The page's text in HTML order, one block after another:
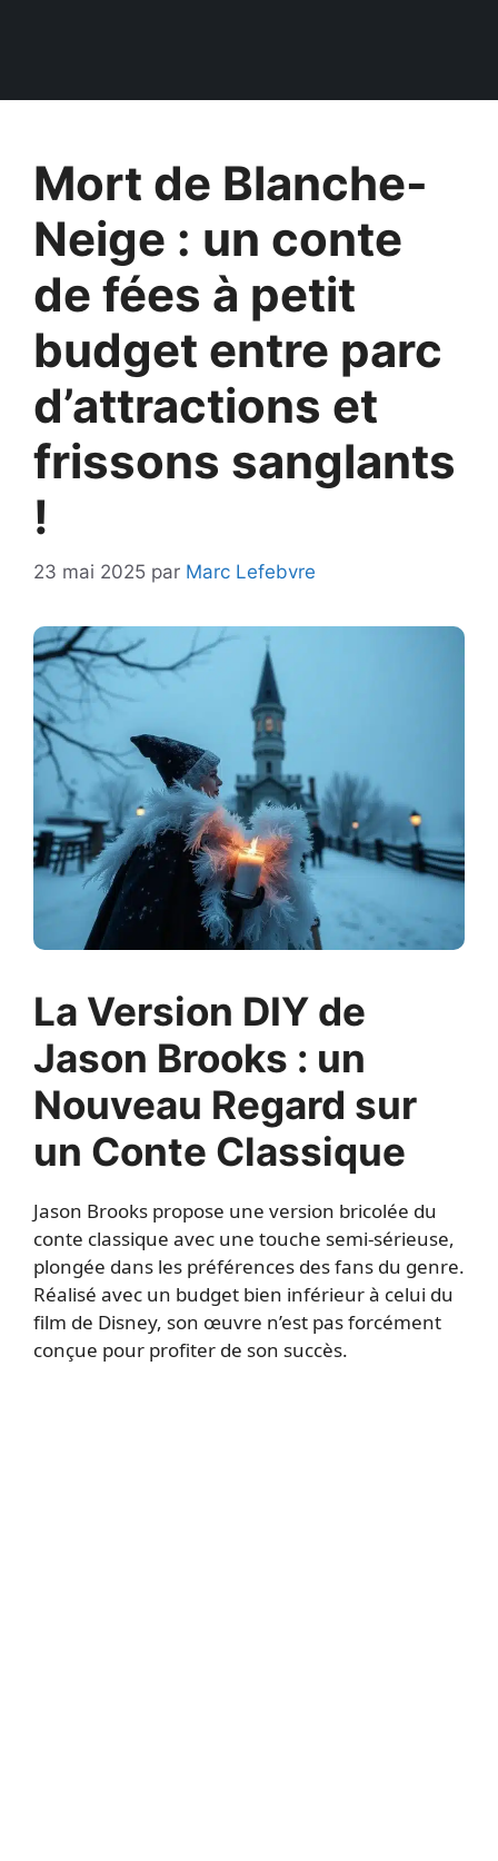
Mort de Blanche-
Neige : un conte
de fées à petit
budget entre parc
d’attractions et
frissons sanglants
!
23 mai 2025 par Marc Lefebvre
La Version DIY de
Jason Brooks : un
Nouveau Regard sur
un Conte Classique
Jason Brooks propose une version bricolée du
conte classique avec une touche semi-sérieuse,
plongée dans les préférences des fans du genre.
Réalisé avec un budget bien inférieur à celui du
film de Disney, son œuvre n’est pas forcément
conçue pour profiter de son succès.